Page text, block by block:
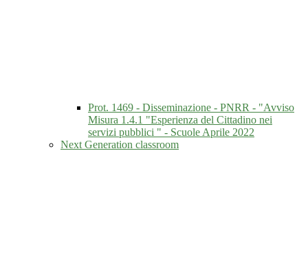
Prot. 1469 - Disseminazione - PNRR - "Avviso
Misura 1.4.1 "Esperienza del Cittadino nei
servizi pubblici " - Scuole Aprile 2022
Next Generation classroom